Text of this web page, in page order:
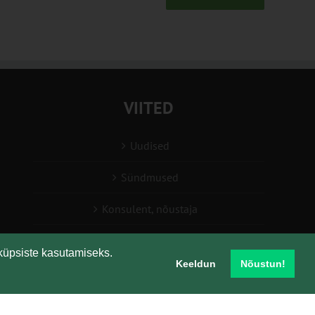
kasutamiseks.
Keeldun Nõustun!
VIITED
Uudised
Sündmused
Konsulent, nõustaja
Liitu uudiskirjaga